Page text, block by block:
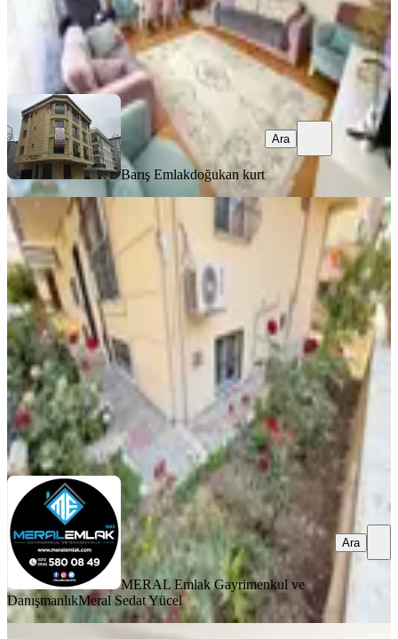
Barış Emlak doğukan kurt
Barış Emlakdoğukan kurt
Ara
MANZARALI
%
*meral R1868 Küme Sok Yeni 4 Yaş
Asansörlü Binada Lüks 2+1 Bahçe
Küçükçekmece, Yeni Mahalle Mahallesi
2+1
Bahçe katı 17.06.2026
3.150.000 ₺ 3.375.000 ₺
MERAL Emlak Gayrimenkul ve DanışmanlıkMeral Sedat Yücel
Ara
MERAL Emlak Gayrimenkul ve
DanışmanlıkMeral Sedat Yücel
Ara